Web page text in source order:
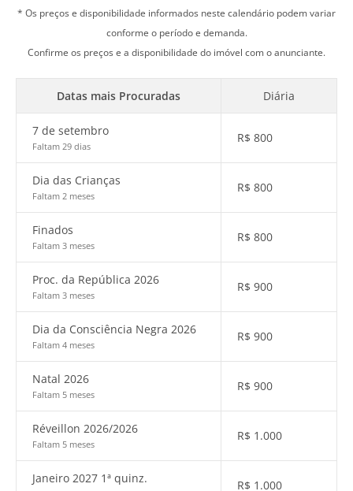
* Os preços e disponibilidade informados neste calendário podem variar
conforme o período e demanda.
Confirme os preços e a disponibilidade do imóvel com o anunciante.
Datas mais Procuradas Diária
7 de setembro
Faltam 29 dias
R$ 800
Dia das Crianças
Faltam 2 meses
R$ 800
Finados
Faltam 3 meses
R$ 800
Proc. da República 2026
Faltam 3 meses
R$ 900
Dia da Consciência Negra 2026
Faltam 4 meses
R$ 900
Natal 2026
Faltam 5 meses
R$ 900
Réveillon 2026/2026
Faltam 5 meses
R$ 1.000
Janeiro 2027 1ª quinz. R$ 1.000